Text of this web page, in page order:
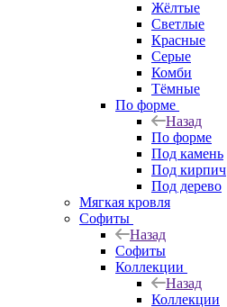
Жёлтые
Светлые
Красные
Серые
Комби
Тёмные
По форме
Назад
По форме
Под камень
Под кирпич
Под дерево
Мягкая кровля
Софиты
Назад
Софиты
Коллекции
Назад
Коллекции